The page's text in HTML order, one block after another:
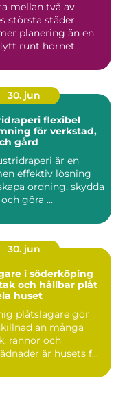
mellan två av
största städer
planering än en
runt hörnet...
30. jun
flexibel
för verkstad,
gård
är en
effektiv lösning
ordning, skydda
göra ...
30. jun
i söderköping
och hållbar plåt
huset
plåtslagare gör
än många
rännor och
är husets f...